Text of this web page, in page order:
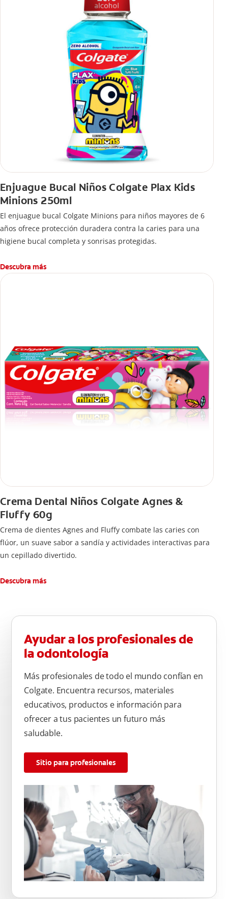
Enjuague Bucal Niños Colgate Plax Kids
Minions 250ml
El enjuague bucal Colgate Minions para niños mayores de 6
años ofrece protección duradera contra la caries para una
higiene bucal completa y sonrisas protegidas.
Descubra más
Crema Dental Niños Colgate Agnes &
Fluffy 60g
Crema de dientes Agnes and Fluffy combate las caries con
flúor, un suave sabor a sandía y actividades interactivas para
un cepillado divertido.
Descubra más
Ayudar a los profesionales de
la odontología
Más profesionales de todo el mundo confían en
Colgate. Encuentra recursos, materiales
educativos, productos e información para
ofrecer a tus pacientes un futuro más
saludable.
Sitio para profesionales